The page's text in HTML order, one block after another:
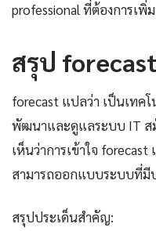
professional ที่ต้องการเ
สรุป
forecast แปลว่า เป็นเทค
พัฒนาและดูแลระบบ IT ส
เห็นว่าการเข้าใจ
สามารถออกแบบระบบที่มี
สรุปประเด็นสำคัญ: